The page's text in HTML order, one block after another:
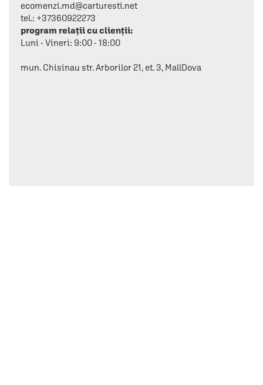
ecomenzi.md@carturesti.net
tel.: +37360922273
program relații cu clienții:
Luni - Vineri: 9:00 - 18:00
mun. Chisinau str. Arborilor 21, et. 3, MallDova